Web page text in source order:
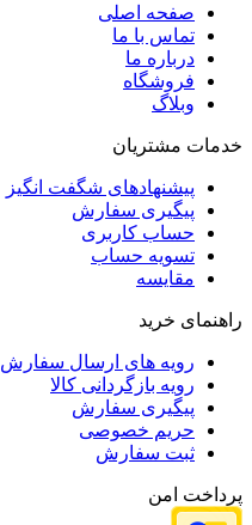
صفحه اصلی
تماس با ما
درباره ما
فروشگاه
وبلاگ
خدمات مشتریان
پیشنهادهای شگفت انگیز
پیگیری سفارش
حساب کاربری
تسویه حساب
مقایسه
راهنمای خرید
رویه های ارسال سفارش
رویه بازگردانی کالا
پیگیری سفارش
حریم خصوصی
ثبت سفارش
پرداخت امن